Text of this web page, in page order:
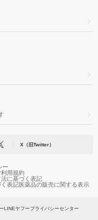
X（旧Twitter）
ー
利用規約
に基づく表記
表記医薬品の販売に関する表示
LINEヤフープライバシーセンター